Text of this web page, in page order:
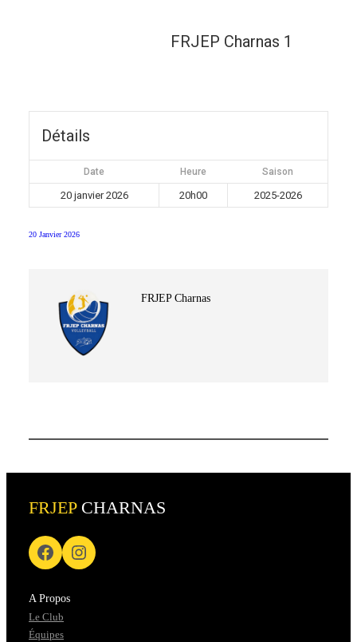
FRJEP Charnas 1
Détails
Date Heure Saison
20 janvier 2026 20h00 2025-2026
20 Janvier 2026
FRJEP Charnas
FRJEPCHARNAS
A Propos
Le Club
Équipes